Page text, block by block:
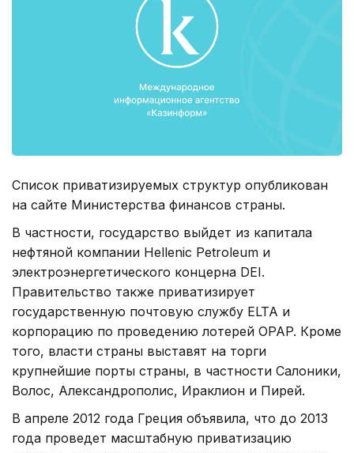
Список приватизируемых структур опубликован
на сайте Министерства финансов страны.
В частности, государство выйдет из капитала
нефтяной компании Hellenic Petroleum и
электроэнергетического концерна DEI.
Правительство также приватизирует
государственную почтовую службу ELTA и
корпорацию по проведению лотерей OPAP. Кроме
того, власти страны выставят на торги
крупнейшие порты страны, в частности Салоники,
Волос, Александрополис, Ираклион и Пирей.
В апреле 2012 года Греция объявила, что до 2013
года проведет масштабную приватизацию